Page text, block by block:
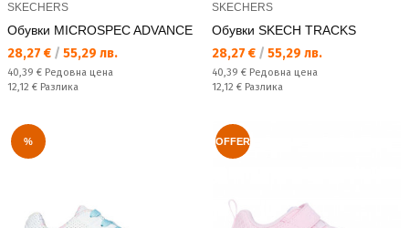
SKECHERS
Обувки MICROSPEC ADVANCE
Текуща цена:
28,27 € / 55,29 лв.
Редовна цена:
40,39 € Редовна цена
Спестявате:
12,12 € Разлика
SKECHERS
Обувки SKECH TRACKS
Текуща цена:
28,27 € / 55,29 лв.
Редовна цена:
40,39 € Редовна цена
Спестявате:
12,12 € Разлика
% OFFER